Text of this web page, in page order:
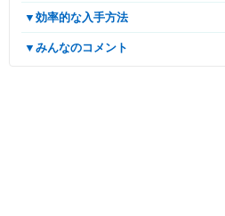
▼効率的な入手方法
▼みんなのコメント